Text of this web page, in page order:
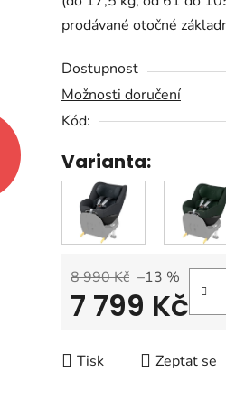
0,0
z
hvězdiček.
prodávané otočné
Dostupnost
Možnosti doručení
Kód:
Varianta:
8 990 Kč –13 %
7 799 Kč
Tisk Zeptat se